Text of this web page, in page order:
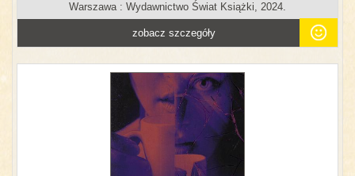
Warszawa : Wydawnictwo Świat Książki, 2024.
zobacz szczegóły